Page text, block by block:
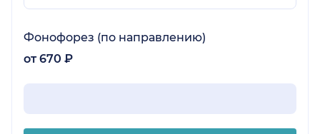
Фонофорез (по направлению)
от 670 ₽